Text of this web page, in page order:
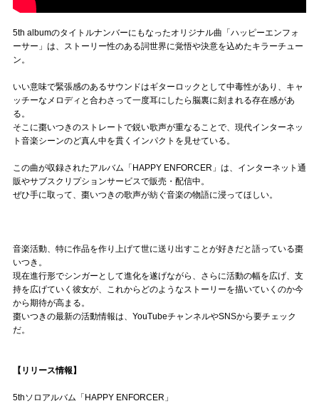
5th albumのタイトルナンバーにもなったオリジナル曲「ハッピーエンフォ
ーサー」は、ストーリー性のある詞世界に覚悟や決意を込めたキラーチュー
ン。
いい意味で緊張感のあるサウンドはギターロックとして中毒性があり、キャ
ッチーなメロディと合わさって一度耳にしたら脳裏に刻まれる存在感があ
る。
そこに棗いつきのストレートで鋭い歌声が重なることで、現代インターネッ
ト音楽シーンのど真ん中を貫くインパクトを見せている。
この曲が収録されたアルバム「HAPPY ENFORCER」は、インターネット通
販やサブスクリプションサービスで販売・配信中。
ぜひ手に取って、棗いつきの歌声が紡ぐ音楽の物語に浸ってほしい。
音楽活動、特に作品を作り上げて世に送り出すことが好きだと語っている棗
いつき。
現在進行形でシンガーとして進化を遂げながら、さらに活動の幅を広げ、支
持を広げていく彼女が、これからどのようなストーリーを描いていくのか今
から期待が高まる。
棗いつきの最新の活動情報は、YouTubeチャンネルやSNSから要チェック
だ。
【リリース情報】
5thソロアルバム「HAPPY ENFORCER」